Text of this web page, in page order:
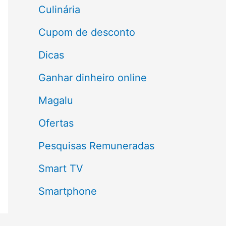
a
r
:
Culinária
Cupom de desconto
Dicas
Ganhar dinheiro online
Magalu
Ofertas
Pesquisas Remuneradas
Smart TV
Smartphone